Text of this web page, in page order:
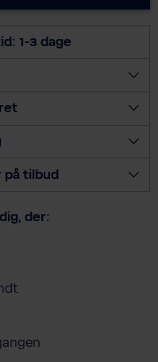
c
u
n
i
1-3 dage
på tilbud
der: